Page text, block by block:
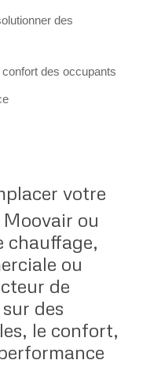
des
des occupants
votre
ou
chauffage,
ou
de
des
le confort,